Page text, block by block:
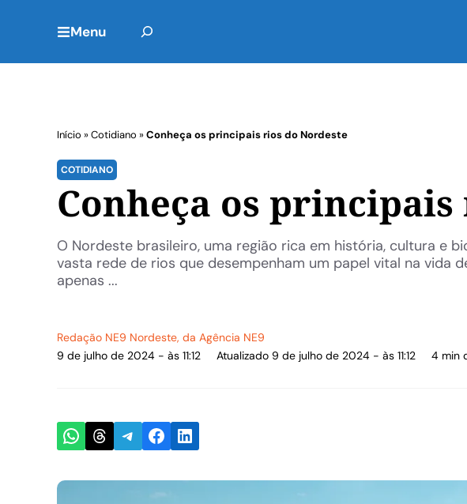
Menu
Início »Cotidiano »Conheça os principais rios do Nordeste
COTIDIANO
Conheça os
O Nordeste brasileiro, uma região rica em história, cultura e
vasta rede de rios que desempenham um papel vital na vida
apenas ...
Redação NE9 Nordeste, da Agência NE9
9 de julho de 2024 - às 11:12
Atualizado 9 de julho de 2024 - às 11:12 4 min
Share on WhatsApp
Share on Threads
Share on Telegram
Share on Facebook
Share on LinkedIn